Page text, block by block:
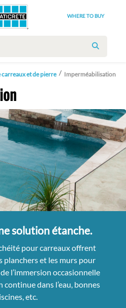
WHERE TO BUY
SEARCH
carreaux et de pierre Imperméabilisation
solution étanche.
pour carreaux offrent
et les murs pour
l’immersion occasionnelle
continue dans l’eau, bonnes
etc.